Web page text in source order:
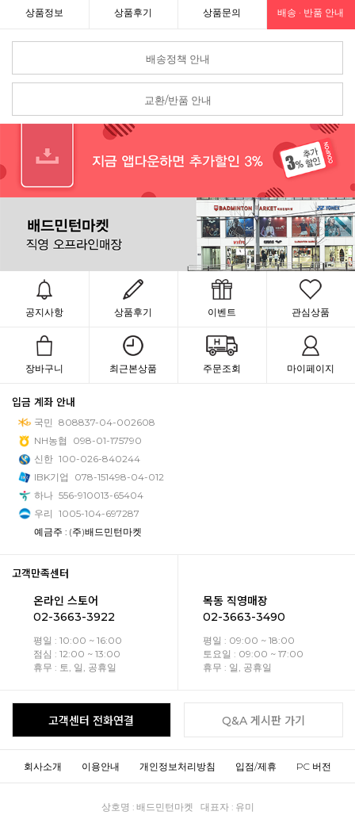
상품정보 상품후기 상품문의 배송 · 반품 안내
배송정책 안내
교환/반품 안내
공지사항 상품후기 이벤트 관심상품
장바구니 최근본상품 주문조회 마이페이지
입금 계좌 안내
국민 808837-04-002608
NH농협
098-01-175790
신한 100-026-840244
IBK기업
078-151498-04-012
하나 556-910013-65404
우리 1005-104-697287
예금주 : (주)배드민턴마켓
고객만족센터
온라인 스토어
02-3663-3922
평일 : 10:00 ~ 16:00
점심 : 12:00 ~ 13:00
휴무 : 토, 일, 공휴일
목동 직영매장
02-3663-3490
평일 : 09:00 ~ 18:00
토요일 : 09:00 ~ 17:00
휴무 : 일, 공휴일
고객센터 전화연결 Q&A 게시판 가기
회사소개 이용안내 개인정보처리방침 입점/제휴 PC 버전
상호명 : 배드민턴마켓 대표자 : 유미